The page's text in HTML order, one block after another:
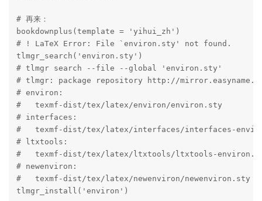
# 再来：
bookdownplus(template = 'yihui_zh')
# ! LaTeX Error: File `environ.sty' not found.
tlmgr_search('environ.sty')
# tlmgr search --file --global 'environ.sty'
# tlmgr: package repository http://
# environ:
#   texmf-dist/tex/latex/environ/environ.sty
# interfaces:
#   texmf-dist/tex/latex/interfaces/interfaces-
# ltxtools:
#   texmf-dist/tex/latex/ltxtools/ltxtools-
# newenviron:
#   texmf-dist/tex/latex/newenviron/newenviron.sty
tlmgr_install('environ')